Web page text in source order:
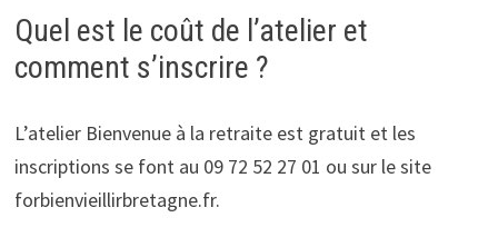
Quel est le coût de l’atelier et
comment s’inscrire ?
L’atelier Bienvenue à la retraite est gratuit et les
inscriptions se font au 09 72 52 27 01 ou sur le site
forbienvieillirbretagne.fr.